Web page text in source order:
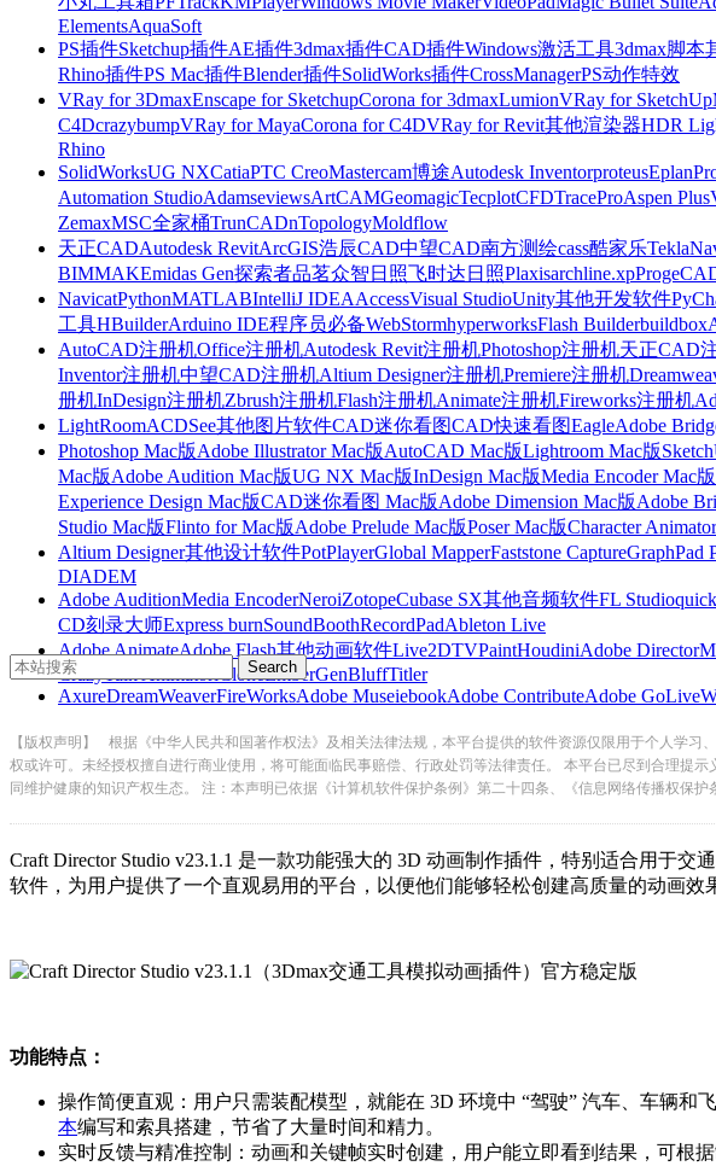
ElementsAquaSoft
PS插件Sketchup插件AE插件3dmax插件CAD插件Windows激活工具3dmax脚本
Rhino插件PS Mac插件Blender插件SolidWorks插件CrossManagerPS动作特效
VRay for 3DmaxEnscape for SketchupCorona for 3dmaxLumionVRay for SketchUp
C4DcrazybumpVRay for MayaCorona for C4DVRay for Revit其他渲染器HDR
Rhino
SolidWorksUG NXCatiaPTC CreoMastercam博途Autodesk InventorproteusEplan
Automation StudioAdamseviewsArtCAMGeomagicTecplotCFDTraceProAspen Plus
ZemaxMSC全家桶TrunCADnTopologyMoldflow
天正CADAutodesk RevitArcGIS浩辰CAD中望CAD南方测绘cass酷家乐Tekla
BIMMAKEmidas Gen探索者品茗众智日照飞时达日照Plaxisarchline.xp
NavicatPythonMATLABIntelliJ IDEAAccessVisual StudioUnity其他开发软件
工具HBuilderArduino IDE程序员必备WebStormhyperworksFlash Builderbuildbox
AutoCAD注册机Office注册机Autodesk Revit注册机Photoshop注册机天正CAD
Inventor注册机中望CAD注册机Altium Designer注册机Premiere注册机
册机InDesign注册机Zbrush注册机Flash注册机Animate注册机Fireworks注册机
LightRoomACDSee其他图片软件CAD迷你看图CAD快速看图EagleAdobe
Photoshop Mac版Adobe Illustrator Mac版AutoCAD Mac版Lightroom Mac版
Mac版Adobe Audition Mac版UG NX Mac版InDesign Mac版Media Encoder Mac版
Experience Design Mac版CAD迷你看图 Mac版Adobe Dimension Mac版Adobe
Studio Mac版Flinto for Mac版Adobe Prelude Mac版Poser Mac版Character
Altium Designer其他设计软件PotPlayerGlobal MapperFaststone CaptureGraphPad
DIADEM
Adobe AuditionMedia EncoderNeroiZotopeCubase SX其他音频软件FL Studio
CD刻录大师Express burnSoundBoothRecordPadAbleton Live
Adobe AnimateAdobe Flash其他动画软件Live2DTVPaintHoudiniAdobe Director
CrazyTalk AnimatoriCloneEmberGenBluffTitler
AxureDreamWeaverFireWorksAdobe MuseiebookAdobe ContributeAdobe GoLive
【版权声明】
根据《中华人民共和国著作权法》及相关法律法规，本平台提供的软件资源仅限用于个人学
权或许可。未经授权擅自进行商业使用，将可能面临民事赔偿、行政处罚等法律责任。 本平台已尽到合理提
同维护健康的知识产权生态。 注：本声明已依据《计算机软件保护条例》第二十四条、《信息网络传播权保
Craft Director Studio v23.1.1 是一款功能强大的 3D 动画制作插件，特别适合用于交通工
软件，为用户提供了一个直观易用的平台，以便他们能够轻松创建高质量的动画效果
功能特点：
操作简便直观：用户只需装配模型，就能在 3D 环境中 “驾驶” 汽车、车辆
本编写和索具搭建，节省了大量时间和精力。
实时反馈与精准控制：动画和关键帧实时创建，用户能立即看到结果，可